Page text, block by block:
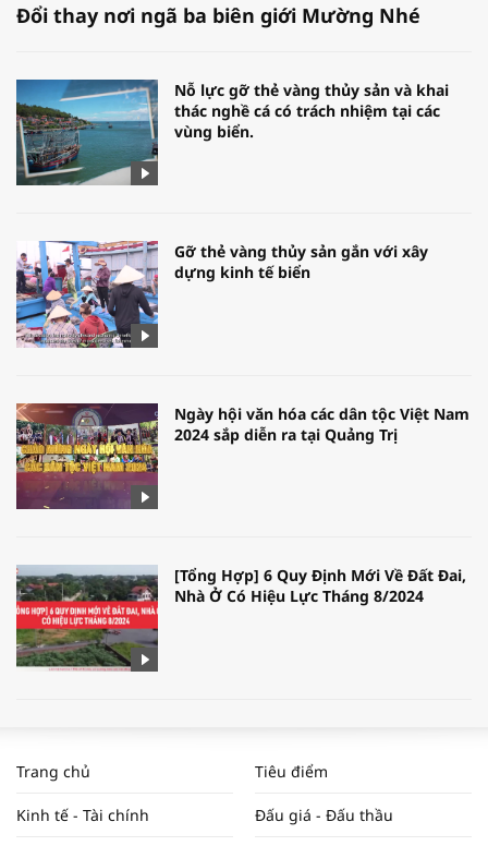
Đổi thay nơi ngã ba biên giới Mường Nhé
Nỗ lực gỡ thẻ vàng thủy sản và khai
thác nghề cá có trách nhiệm tại các
vùng biển.
Gỡ thẻ vàng thủy sản gắn với xây
dựng kinh tế biển
Ngày hội văn hóa các dân tộc Việt Nam
2024 sắp diễn ra tại Quảng Trị
[Tổng Hợp] 6 Quy Định Mới Về Đất Đai,
Nhà Ở Có Hiệu Lực Tháng 8/2024
ĐẬP THỊ TRƯỜNG #62
Trang chủ Tiêu điểm
Kinh tế - Tài chính Đấu giá - Đấu thầu